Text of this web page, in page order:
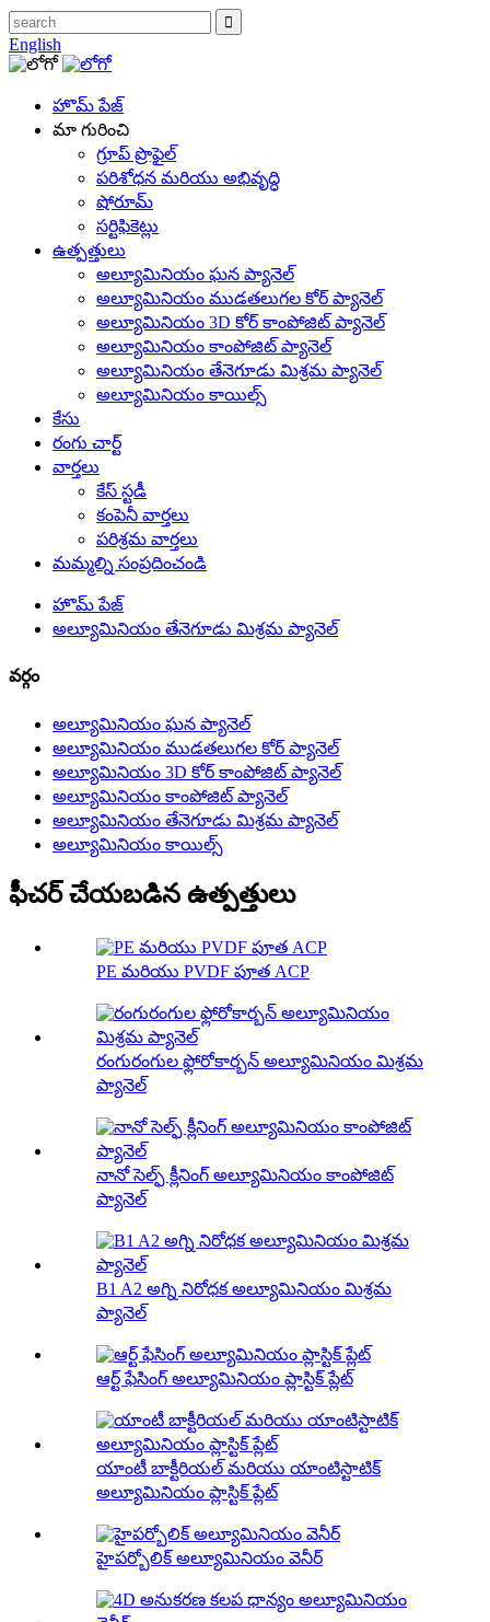
English
హొమ్ పేజ్
మా గురించి
గ్రూప్ ప్రొఫైల్
పరిశోధన మరియు అభివృద్ధి
షోరూమ్
సర్టిఫికెట్లు
ఉత్పత్తులు
అల్యూమినియం ఘన ప్యానెల్
అల్యూమినియం ముడతలుగల కోర్ ప్యానెల్
అల్యూమినియం 3D కోర్ కాంపోజిట్ ప్యానెల్
అల్యూమినియం కాంపోజిట్ ప్యానెల్
అల్యూమినియం తేనెగూడు మిశ్రమ ప్యానెల్
అల్యూమినియం కాయిల్స్
కేసు
రంగు చార్ట్
వార్తలు
కేస్ స్టడీ
కంపెనీ వార్తలు
పరిశ్రమ వార్తలు
మమ్మల్ని సంప్రదించండి
హొమ్ పేజ్
అల్యూమినియం తేనెగూడు మిశ్రమ ప్యానెల్
వర్గం
అల్యూమినియం ఘన ప్యానెల్
అల్యూమినియం ముడతలుగల కోర్ ప్యానెల్
అల్యూమినియం 3D కోర్ కాంపోజిట్ ప్యానెల్
అల్యూమినియం కాంపోజిట్ ప్యానెల్
అల్యూమినియం తేనెగూడు మిశ్రమ ప్యానెల్
అల్యూమినియం కాయిల్స్
ఫీచర్ చేయబడిన ఉత్పత్తులు
PE మరియు PVDF పూత ACP
రంగురంగుల ఫ్లోరోకార్బన్ అల్యూమినియం మిశ్రమ
ప్యానెల్
నానో సెల్ఫ్ క్లీనింగ్ అల్యూమినియం కాంపోజిట్
ప్యానెల్
B1 A2 అగ్ని నిరోధక అల్యూమినియం మిశ్రమ
ప్యానెల్
ఆర్ట్ ఫేసింగ్ అల్యూమినియం ప్లాస్టిక్ ప్లేట్
యాంటీ బాక్టీరియల్ మరియు యాంటిస్టాటిక్
అల్యూమినియం ప్లాస్టిక్ ప్లేట్
హైపర్బోలిక్ అల్యూమినియం వెనీర్